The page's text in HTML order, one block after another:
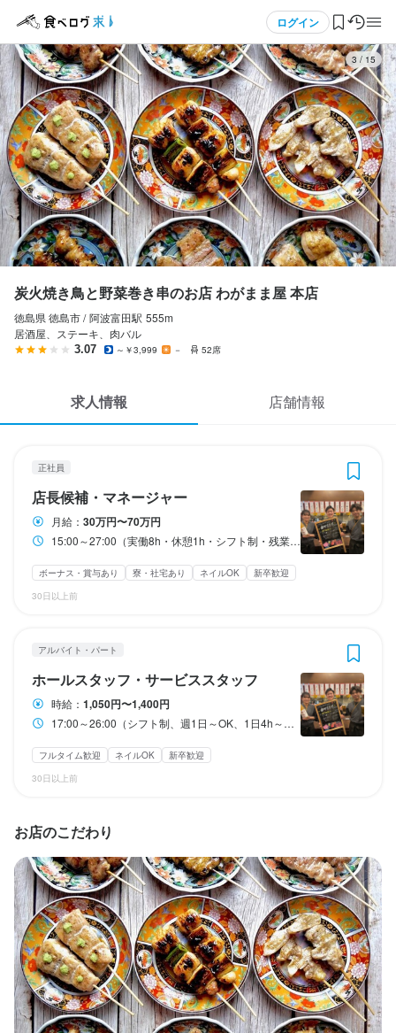
ログイン
ログイン・無料会員登録
食べログ求人TOP
求人検索
マイページ管理
気になる求人
検索履歴・保存した条件
応募履歴
ヘルプ・お問い合わせフォーム
掲載をご検討の店舗様へ
食べログ求人PRESS
企業情報
3 / 15
炭火焼き鳥と野菜巻き串のお店 わがまま屋 本店
徳島県 徳島市 / 阿波富田駅 555m
居酒屋、ステーキ、肉バル
3.07 ～￥3,999 － 52席
求人情報 店舗情報
正社員
店長候補・マネージャー
月給： 30万円〜70万円
15:00～27:00（実働8h・休憩1h・シフト制・残業あり）
ボーナス・賞与あり 寮・社宅あり ネイルOK
新卒歓迎
30日以上前
アルバイト・パート
ホールスタッフ・サービススタッフ
時給： 1,050円〜1,400円
17:00～26:00（シフト制、週1日～OK、1日4h～OK）
フルタイム歓迎 ネイルOK
新卒歓迎
30日以上前
お店のこだわり
正社員 炭火焼き鳥と野菜巻き串のお店 わがまま屋 本店
店長候補・マネージャー
店長候補・マネージャー
月給300,000円〜700,000円
試用期間3ヵ月：月給25万円
給与補足
昇給年２回／賞与年２回（昨年実績：基本給の1.5ヵ月分）
収入例
入社5年目・マネージャー・年収680万円（月給40万円＋賞与200
万円）
入社8年目・エリアマネージャー・年収900万円（月給50万＋300
万）
勤務時間
15:00～27:00（実働8h・休憩1h・シフト制・残業あり）
転勤なし 長期勤務歓迎
応募画面へ進む
アルバイト・パート
ホールスタッフ・サービススタッフ
ホールスタッフ・サービススタッフ
時給1,050円〜1,400円
研修期間
研修期間はなし
給与補足
交通費支給：1日　上限1000円まで
時給22時以降　25％UP
収入例
月々約10万5000円の収入（※月4週換算で計算した目安金額）
勤務時間
17:00～26:00（シフト制、週1日～OK、1日4h～OK）
終電考慮あり ダブルワーク・副業OK フルタイム歓迎 転勤なし
長期勤務歓迎
週1日からOK
週2日からOK 週4日以上OK
シフト制
自由シフト制(毎回、時間・曜日を選べる)
応募画面へ進む